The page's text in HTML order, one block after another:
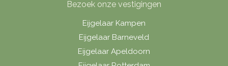
Bezoek onze vestigingen
Eijgelaar Kampen
Eijgelaar Barneveld
Eijgelaar Apeldoorn